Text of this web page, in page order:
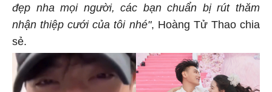
đẹp nha mọi người, các bạn chuẩn bị rút thăm
nhận thiệp cưới của tôi nhé", Hoàng Tử Thao chia
sẻ.